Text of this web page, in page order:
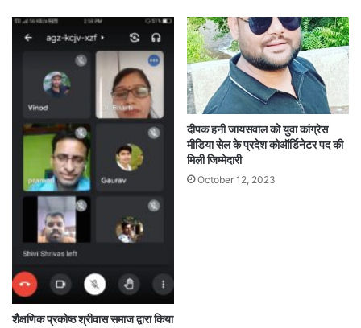
शैक्षणिक प्रकोष्ठ श्रीवास समाज द्वारा किया
दीपक हनी जायसवाल को युवा कांग्रेस
मीडिया सेल के प्रदेश कोऑर्डिनेटर पद की
मिली जिम्मेदारी
October 12, 2023